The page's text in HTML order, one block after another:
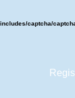
captcha/